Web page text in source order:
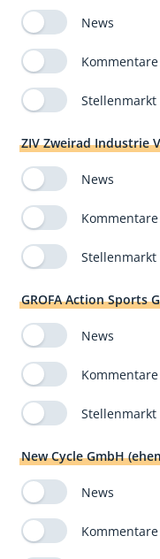
News
Kommentare
Stellenmarkt
ZIV Zweirad Industrie
News
Kommentare
Stellenmarkt
GROFA Action Sports
News
Kommentare
Stellenmarkt
New Cycle GmbH
News
Kommentare